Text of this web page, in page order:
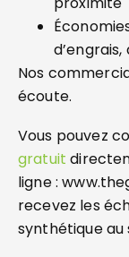
Nos
écoute.
Vous pouvez
gratuit
ligne :
recevez les
synthétique au